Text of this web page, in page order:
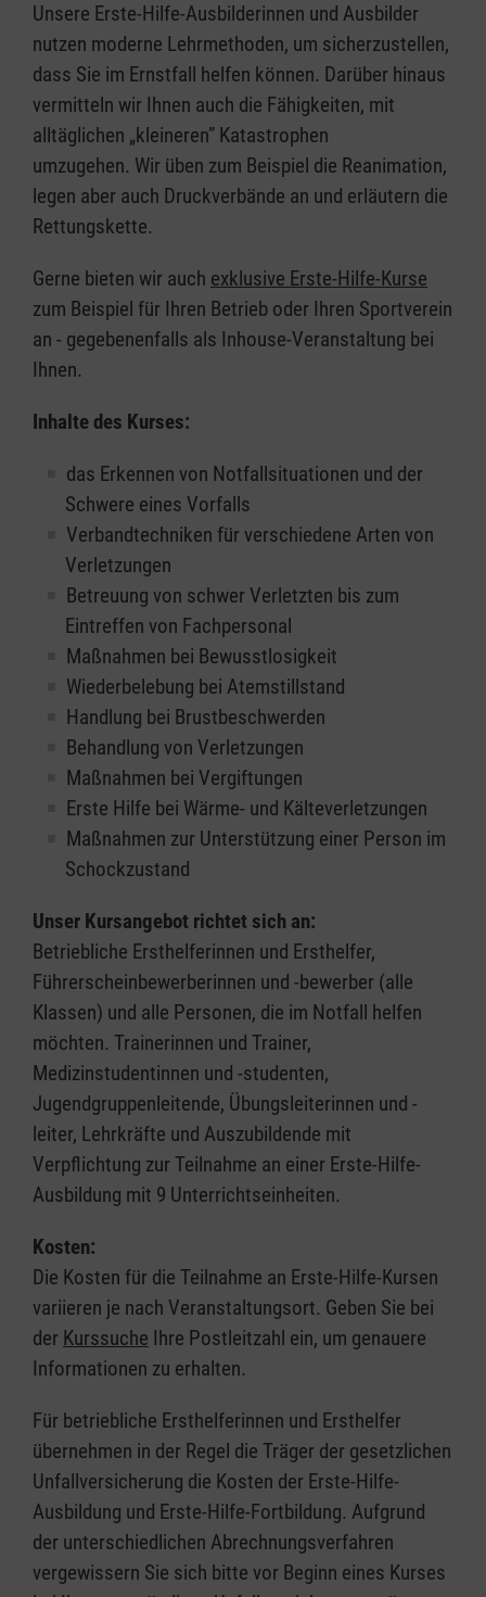
Unsere Erste-Hilfe-Ausbilderinnen und Ausbilder
nutzen moderne Lehrmethoden, um sicherzustellen,
dass Sie im Ernstfall helfen können. Darüber hinaus
vermitteln wir Ihnen auch die Fähigkeiten, mit
alltäglichen „kleineren” Katastrophen
umzugehen. Wir üben zum Beispiel die Reanimation,
legen aber auch Druckverbände an und erläutern die
Rettungskette.
Gerne bieten wir auch exklusive Erste-Hilfe-Kurse
zum Beispiel für Ihren Betrieb oder Ihren Sportverein
an - gegebenenfalls als Inhouse-Veranstaltung bei
Ihnen.
Inhalte des Kurses:
das Erkennen von Notfallsituationen und der
Schwere eines Vorfalls
Verbandtechniken für verschiedene Arten von
Verletzungen
Betreuung von schwer Verletzten bis zum
Eintreffen von Fachpersonal
Maßnahmen bei Bewusstlosigkeit
Wiederbelebung bei Atemstillstand
Handlung bei Brustbeschwerden
Behandlung von Verletzungen
Maßnahmen bei Vergiftungen
Erste Hilfe bei Wärme- und Kälteverletzungen
Maßnahmen zur Unterstützung einer Person im
Schockzustand
Unser Kursangebot richtet sich an:
Betriebliche Ersthelferinnen und Ersthelfer,
Führerscheinbewerberinnen und -bewerber (alle
Klassen) und alle Personen, die im Notfall helfen
möchten. Trainerinnen und Trainer,
Medizinstudentinnen und -studenten,
Jugendgruppenleitende, Übungsleiterinnen und -
leiter, Lehrkräfte und Auszubildende mit
Verpflichtung zur Teilnahme an einer Erste-Hilfe-
Ausbildung mit 9 Unterrichtseinheiten.
Kosten:
Die Kosten für die Teilnahme an Erste-Hilfe-Kursen
variieren je nach Veranstaltungsort. Geben Sie bei
der Kurssuche Ihre Postleitzahl ein, um genauere
Informationen zu erhalten.
Für betriebliche Ersthelferinnen und Ersthelfer
übernehmen in der Regel die Träger der gesetzlichen
Unfallversicherung die Kosten der Erste-Hilfe-
Ausbildung und Erste-Hilfe-Fortbildung. Aufgrund
der unterschiedlichen Abrechnungsverfahren
vergewissern Sie sich bitte vor Beginn eines Kurses